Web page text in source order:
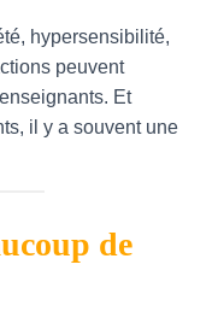
hypersensibilité,
peuvent
Et
il y a souvent une
de